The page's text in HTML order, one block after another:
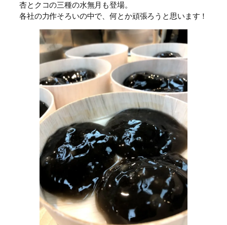
杏とクコの三種の水無月も登場。
各社の力作そろいの中で、何とか頑張ろうと思います！